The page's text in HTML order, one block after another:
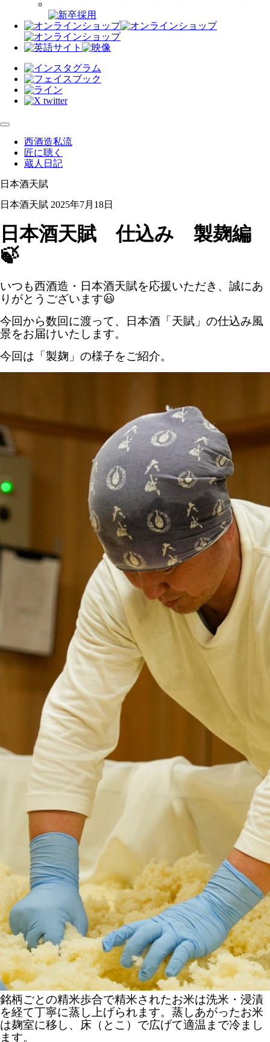
西酒造私流
匠に聴く
蔵人日記
日本酒天賦
日本酒天賦 2025年7月18日
日本酒天賦 仕込み 製麹編
🍃
いつも西酒造・日本酒天賦を応援いただき、誠にあ
りがとうございます😃
今回から数回に渡って、日本酒「天賦」の仕込み風
景をお届けいたします。
今回は「製麹」の様子をご紹介。
銘柄ごとの精米歩合で精米されたお米は洗米・浸漬
を経て丁寧に蒸し上げられます。蒸しあがったお米
は麹室に移し、床（とこ）で広げて適温まで冷まし
ます。